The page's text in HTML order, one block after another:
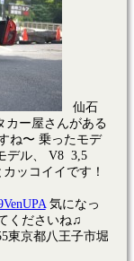
仙石
カー屋さんがある
ね〜 乗ったモデ
デル、 V8 3,5
ッコイイです！
気になっ
てくださいね♫
東京都八王子市堀